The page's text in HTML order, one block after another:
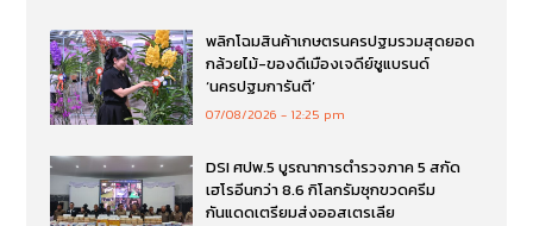
พลิกโฉมสินค้าเกษตรนครปฐมรวมสุดยอด
กล้วยไม้-ของดีเมืองเจดีย์ชูแบรนด์
‘นครปฐมการันตี’
07/08/2026 12:25 pm
DSI ศปพ.5 บูรณาการตำรวจภาค 5 สกัด
เฮโรอีนกว่า 8.6 กิโลกรัมซุกขวดครีม
กันแดดเตรียมส่งออสเตรเลีย